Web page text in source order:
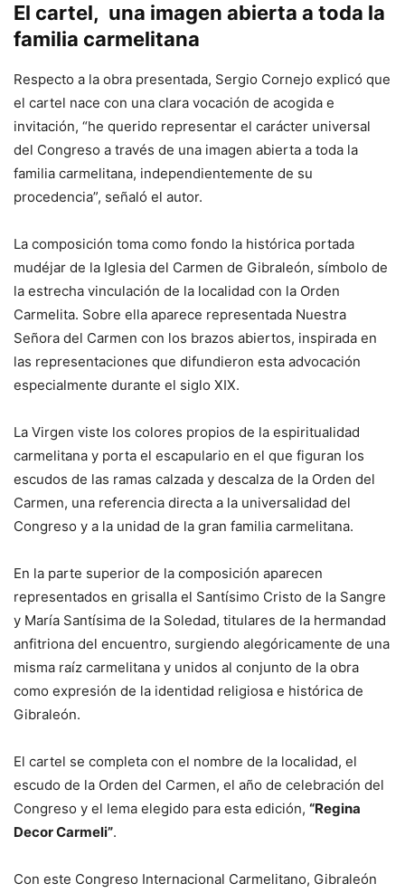
El cartel, una imagen abierta a toda la
familia carmelitana
Respecto a la obra presentada, Sergio Cornejo explicó que
el cartel nace con una clara vocación de acogida e
invitación, “he querido representar el carácter universal
del Congreso a través de una imagen abierta a toda la
familia carmelitana, independientemente de su
procedencia”, señaló el autor.
La composición toma como fondo la histórica portada
mudéjar de la Iglesia del Carmen de Gibraleón, símbolo de
la estrecha vinculación de la localidad con la Orden
Carmelita. Sobre ella aparece representada Nuestra
Señora del Carmen con los brazos abiertos, inspirada en
las representaciones que difundieron esta advocación
especialmente durante el siglo XIX.
La Virgen viste los colores propios de la espiritualidad
carmelitana y porta el escapulario en el que figuran los
escudos de las ramas calzada y descalza de la Orden del
Carmen, una referencia directa a la universalidad del
Congreso y a la unidad de la gran familia carmelitana.
En la parte superior de la composición aparecen
representados en grisalla el Santísimo Cristo de la Sangre
y María Santísima de la Soledad, titulares de la hermandad
anfitriona del encuentro, surgiendo alegóricamente de una
misma raíz carmelitana y unidos al conjunto de la obra
como expresión de la identidad religiosa e histórica de
Gibraleón.
El cartel se completa con el nombre de la localidad, el
escudo de la Orden del Carmen, el año de celebración del
Congreso y el lema elegido para esta edición, “Regina
Decor Carmeli”.
Con este Congreso Internacional Carmelitano, Gibraleón